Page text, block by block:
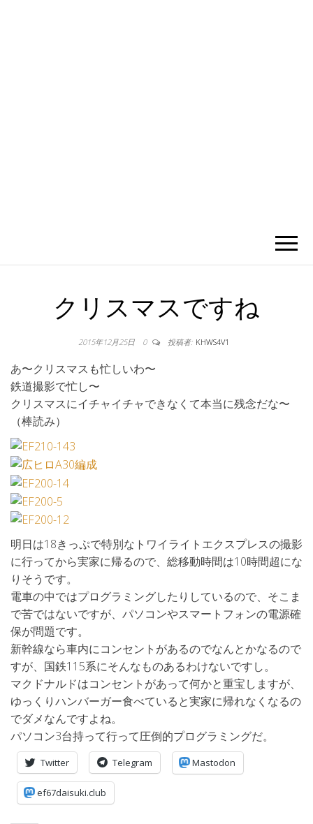
クリスマスですね
2015年12月25日 0 投稿者: KHWS4V1
あ〜クリスマスも忙しいわ〜
鉄道撮影で忙し〜
クリスマスにイチャイチャできなくて本当に残念だな〜
（棒読み）
明日は18きっぷで特別なトワイライトエクスプレスの撮影
に行ってから実家に帰るので、総移動時間は10時間超にな
りそうです。
電車の中ではプログラミングしたりしているので、そこま
で苦ではないですが、パソコンやスマートフォンの電源確
保が問題です。
新幹線なら車内にコンセントがあるのでなんとかなるので
すが、国鉄115系にそんなものあるわけないですし。
マクドナルドはコンセントがあって何かと重宝しますが、
ゆっくりハンバーガー食べていると実家に帰れなくなるの
でダメなんですよね。
パソコン3台持って行って圧倒的プログラミングだ。
Twitter Telegram Mastodon
ef67daisuki.club